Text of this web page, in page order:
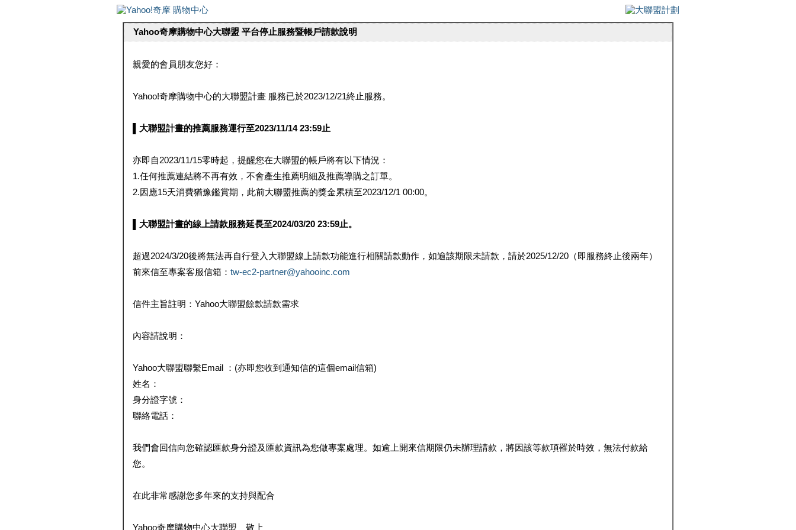
Yahoo奇摩購物中心大聯盟 平台停止服務暨帳戶請款說明
親愛的會員朋友您好：
Yahoo!奇摩購物中心的大聯盟計畫 服務已於2023/12/21終止服務。
▌大聯盟計畫的推薦服務運行至2023/11/14 23:59止
亦即自2023/11/15零時起，提醒您在大聯盟的帳戶將有以下情況：
1.任何推薦連結將不再有效，不會產生推薦明細及推薦導購之訂單。
2.因應15天消費猶豫鑑賞期，此前大聯盟推薦的獎金累積至2023/12/1 00:00。
▌大聯盟計畫的線上請款服務延長至2024/03/20 23:59止。
超過2024/3/20後將無法再自行登入大聯盟線上請款功能進行相關請款動作，如逾該期限未請款，請於2025/12/20（即服務終止後兩年）
前來信至專案客服信箱： tw-ec2-partner@yahooinc.com
信件主旨註明：Yahoo大聯盟餘款請款需求
內容請說明：
Yahoo大聯盟聯繫Email ：(亦即您收到通知信的這個email信箱)
姓名：
身分證字號：
聯絡電話：
我們會回信向您確認匯款身分證及匯款資訊為您做專案處理。如逾上開來信期限仍未辦理請款，將因該等款項罹於時效，無法付款給
您。
在此非常感謝您多年來的支持與配合
Yahoo奇摩購物中心大聯盟 敬上